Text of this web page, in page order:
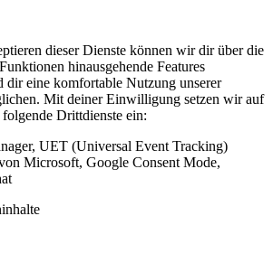
dieser Dienste können wir dir über die
hinausgehende Features
dir eine komfortable Nutzung unserer
Mit deiner Einwilligung setzen wir auf
folgende Drittdienste ein:
UET (Universal Event Tracking)
Microsoft, Google Consent Mode,